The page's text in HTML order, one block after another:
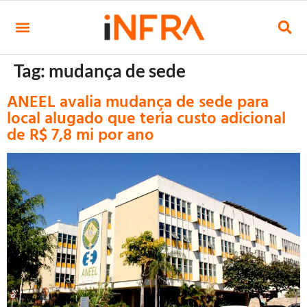
Tag: mudança de sede
ANEEL avalia mudança de sede para
local alugado que teria custo adicional
de R$ 7,8 mi por ano